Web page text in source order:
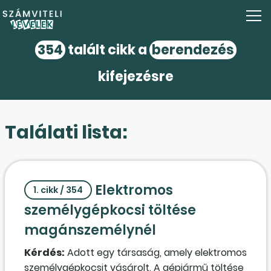
354talált cikk a berendezés
kifejezésre
Találati lista:
1. cikk / 354
Elektromos
személygépkocsi töltése
magánszemélynél
Kérdés: Adott egy társaság, amely elektromos
személygépkocsit vásárolt. A gépjármű töltése